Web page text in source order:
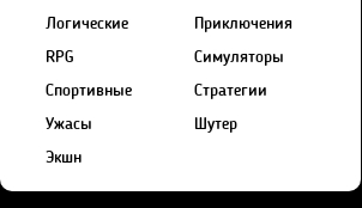
Логические
Приключения
RPG
Симуляторы
Спортивные
Стратегии
Ужасы
Шутер
Экшн